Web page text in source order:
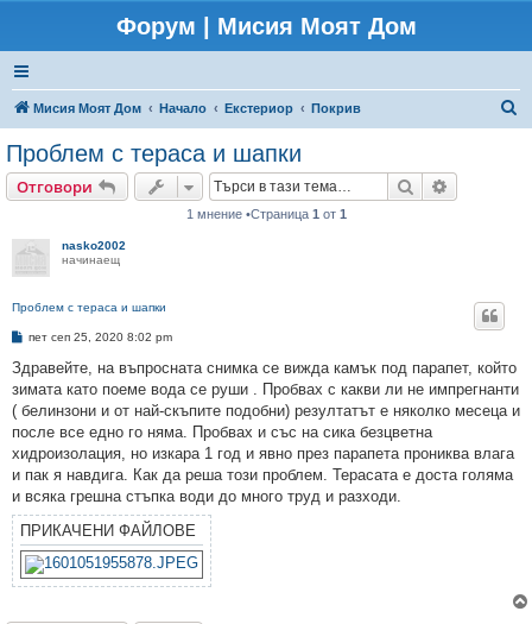
Форум | Мисия Моят Дом
Мисия Моят Дом Начало Екстериор Покрив
Проблем с тераса и шапки
Отговори Търсене
1 мнение •Страница 1 от 1
nasko2002
начинаещ
Проблем с тераса и шапки
М
е
н
и
е
пет сеп 25, 2020 8:02 pm
Здравейте, на въпросната снимка се вижда камък под парапет, който
зимата като поеме вода се руши . Пробвах с какви ли не импрегнанти
( белинзони и от най-скъпите подобни) резултатът е няколко месеца и
после все едно го няма. Пробвах и със на сика безцветна
хидроизолация, но изкара 1 год и явно през парапета прониква влага
и пак я навдига. Как да реша този проблем. Терасата е доста голяма
и всяка грешна стъпка води до много труд и разходи.
ПРИКАЧЕНИ ФАЙЛОВЕ